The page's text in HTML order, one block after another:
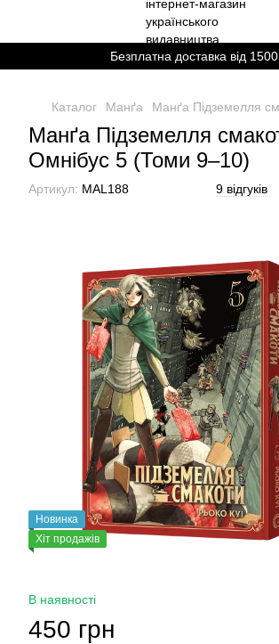
Безплатна доставка від
Каталог Манґа Манґа Підземелля
Манґа Підземелля
Омнібус 5 (Томи 9–10)
Артикул: MAL188 9 відгуків
Новинка
Хіт продажів
В наявності
450 грн